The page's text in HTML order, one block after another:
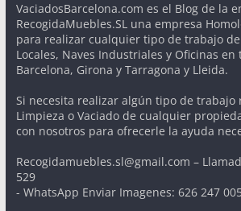
VaciadosBarcelona.com es el Blog de la
RecogidaMuebles.SL una empresa
para realizar cualquier tipo de trabajo de
Locales, Naves Industriales y Oficinas en
Barcelona, Girona y Tarragona y Lleida.
Si necesita realizar algún tipo de trabajo
Limpieza o Vaciado de cualquier
con nosotros para ofrecerle la ayuda
Recogidamuebles.sl@gmail.com –
529
- WhatsApp Enviar Imagenes: 626 247